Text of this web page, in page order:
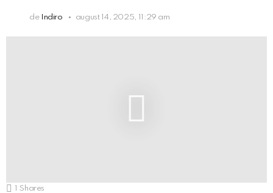
de Indiro august 14, 2025, 11:29 am
1 Shares